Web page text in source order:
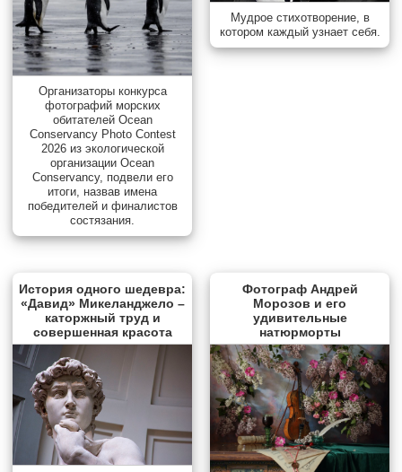
Организаторы конкурса
фотографий морских
обитателей Ocean
Conservancy Photo Contest
2026 из экологической
организации Ocean
Conservancy, подвели его
итоги, назвав имена
победителей и финалистов
состязания.
Мудрое стихотворение, в
котором каждый узнает себя.
История одного шедевра:
«Давид» Микеланджело –
каторжный труд и
совершенная красота
Фотограф Андрей
Морозов и его
удивительные
натюрморты